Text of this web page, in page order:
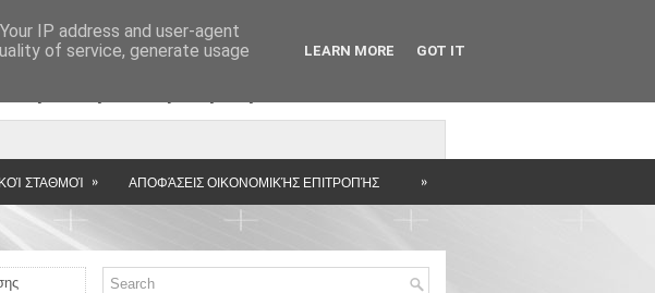
ΣΤΑΘΜΟΊ » ΑΠΟΦΆΣΕΙΣ ΟΙΚΟΝΟΜΙΚΉΣ ΕΠΙΤΡΟΠΉΣ »
IP address and user-agent
of service, generate usage
LEARN MORE GOT IT